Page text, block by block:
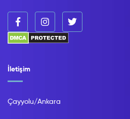
İletişim
Çayyolu/Ankara